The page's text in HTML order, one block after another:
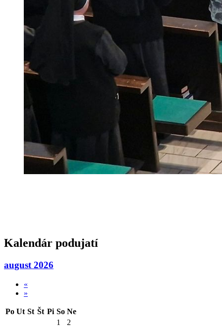
Kalendár podujatí
august 2026
«
»
Po Ut St Št Pi So Ne
1
2